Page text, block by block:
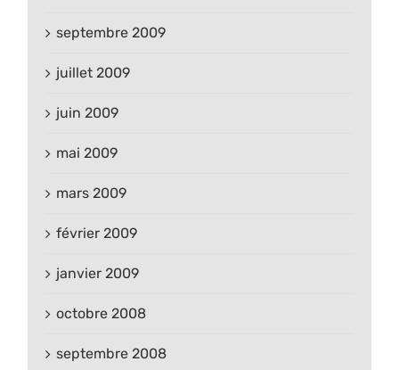
septembre 2009
juillet 2009
juin 2009
mai 2009
mars 2009
février 2009
janvier 2009
octobre 2008
septembre 2008